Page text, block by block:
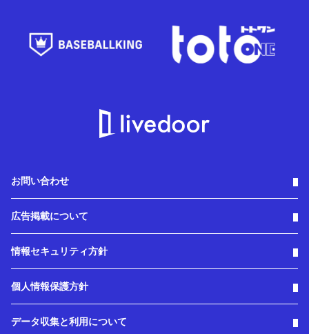
お問い合わせ
広告掲載について
情報セキュリティ方針
個人情報保護方針
データ収集と利用について